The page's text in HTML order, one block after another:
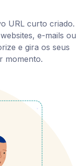
URL curto criado.
e-mails ou
e gira os seus
momento.